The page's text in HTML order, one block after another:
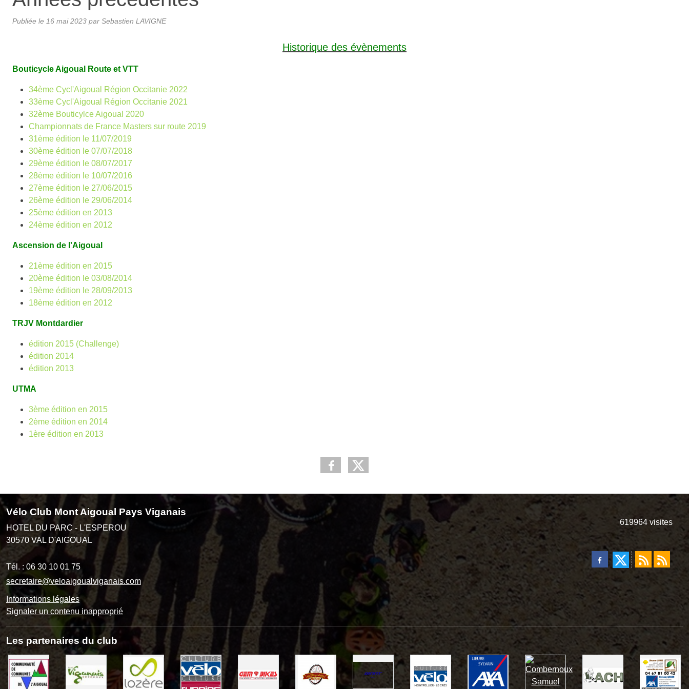
Publiée le 16 mai 2023 par Sebastien LAVIGNE
Historique des évènements
Bouticycle Aigoual Route et VTT
34ème Cycl'Aigoual Région Occitanie 2022
33ème Cycl'Aigoual Région Occitanie 2021
32ème Bouticylce Aigoual 2020
Championnats de France Masters sur route 2019
31ème édition le 11/07/2019
30ème édition le 07/07/2018
29ème édition le 08/07/2017
28ème édition le 10/07/2016
27ème édition le 27/06/2015
26ème édition le 29/06/2014
25ème édition en 2013
24ème édition en 2012
Ascension de l'Aigoual
21ème édition en 2015
20ème édition le 03/08/2014
19ème édition le 28/09/2013
18ème édition en 2012
TRJV Montdardier
édition 2015 (Challenge)
édition 2014
édition 2013
UTMA
3ème édition en 2015
2ème édition en 2014
1ère édition en 2013
Vélo Club Mont Aigoual Pays Viganais
HOTEL DU PARC - L'ESPEROU
30570 VAL D'AIGOUAL
Tél. : 06 30 10 01 75
secretaire@veloaigoualviganais.com
Informations légales
Signaler un contenu inapproprié
619964 visites
Les partenaires du club